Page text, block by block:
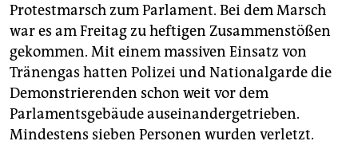
Protestmarsch zum Parlament. Bei dem Marsch
war es am Freitag zu heftigen Zusammenstößen
gekommen. Mit einem massiven Einsatz von
Tränengas hatten Polizei und Nationalgarde die
Demonstrierenden schon weit vor dem
Parlamentsgebäude auseinandergetrieben.
Mindestens sieben Personen wurden verletzt.